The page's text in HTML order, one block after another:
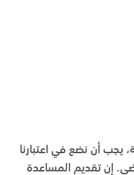
يجب أن نضع في اعتبارنا
إن تقديم المساعدة